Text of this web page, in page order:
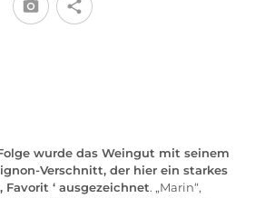
wurde das Weingut mit seinem
Verschnitt, der hier ein starkes
‘ ausgezeichnet. „Marin“,